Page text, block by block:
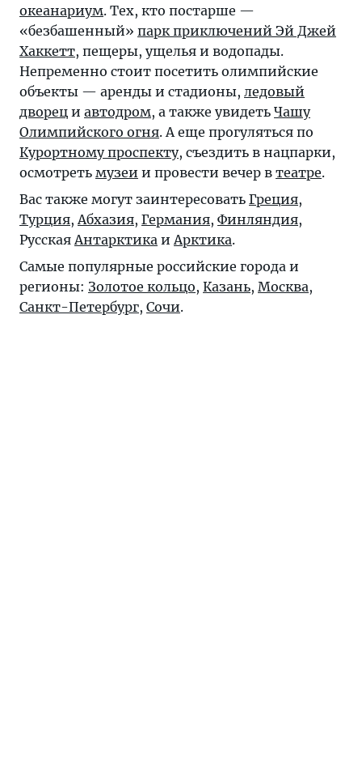
океанариум. Тех, кто постарше —
«безбашенный» парк приключений Эй Джей
Хаккетт, пещеры, ущелья и водопады.
Непременно стоит посетить олимпийские
объекты — аренды и стадионы, ледовый
дворец и автодром, а также увидеть Чашу
Олимпийского огня. А еще прогуляться по
Курортному проспекту, съездить в нацпарки,
осмотреть музеи и провести вечер в театре.
Вас также могут заинтересовать Греция,
Турция,Абхазия, Германия, Финляндия,
РусскаяАнтарктика иАрктика.
Самые популярные российские города и
регионы: Золотое кольцо, Казань, Москва,
Санкт-Петербург, Сочи.